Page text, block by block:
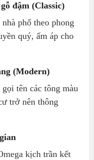
đậm (Classic)
phố theo phong
quý, ấm áp cho
(Modern)
tên các tông màu
trở nên thông
kịch trần kết